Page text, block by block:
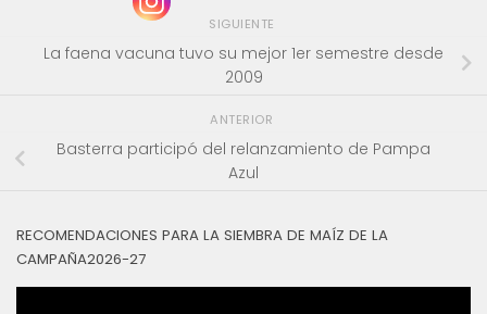
SIGUIENTE
La faena vacuna tuvo su mejor 1er semestre desde
2009
ANTERIOR
Basterra participó del relanzamiento de Pampa
Azul
RECOMENDACIONES PARA LA SIEMBRA DE MAÍZ DE LA
CAMPAÑA2026-27